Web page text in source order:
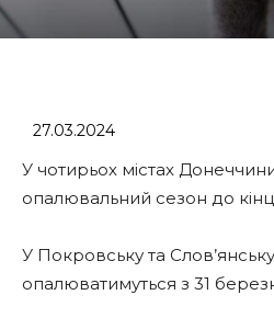
27.03.2024
У чотирьох містах
опалювальний сезон до
У Покровську та Слов’янську
опалюватимуться з 31